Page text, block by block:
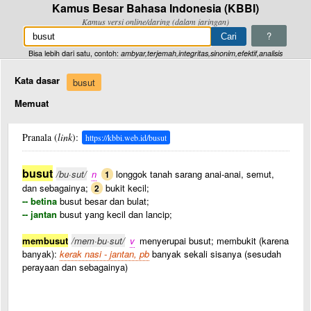
Kamus Besar Bahasa Indonesia (KBBI)
Kamus versi online/daring (dalam jaringan)
?
Bisa lebih dari satu, contoh: ambyar,terjemah,integritas,sinonim,efektif,analisis
Kata dasar
busut
Memuat
Pranala (link): https://kbbi.web.id/busut
busut /bu·sut/ n 1 longgok tanah sarang anai-anai, semut,
dan sebagainya; 2 bukit kecil;
-- betina busut besar dan bulat;
-- jantan busut yang kecil dan lancip;
membusut /mem·bu·sut/ v menyerupai busut; membukit (karena
banyak): kerak nasi - jantan, pb banyak sekali sisanya (sesudah
perayaan dan sebagainya)